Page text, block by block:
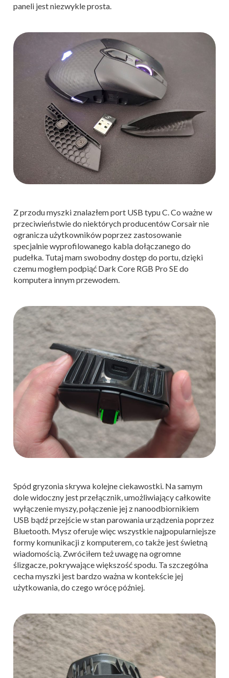
paneli jest niezwykle prosta.
Z przodu myszki znalazłem port USB typu C. Co ważne w
przeciwieństwie do niektórych producentów Corsair nie
ogranicza użytkowników poprzez zastosowanie
specjalnie wyprofilowanego kabla dołączanego do
pudełka. Tutaj mam swobodny dostęp do portu, dzięki
czemu mogłem podpiąć Dark Core RGB Pro SE do
komputera innym przewodem.
Spód gryzonia skrywa kolejne ciekawostki. Na samym
dole widoczny jest przełącznik, umożliwiający całkowite
wyłączenie myszy, połączenie jej z nanoodbiornikiem
USB bądź przejście w stan parowania urządzenia poprzez
Bluetooth. Mysz oferuje więc wszystkie najpopularniejsze
formy komunikacji z komputerem, co także jest świetną
wiadomością. Zwróciłem też uwagę na ogromne
ślizgacze, pokrywające większość spodu. Ta szczególna
cecha myszki jest bardzo ważna w kontekście jej
użytkowania, do czego wrócę później.